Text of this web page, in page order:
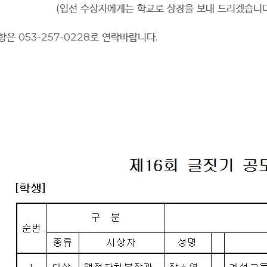
입선 수상자에게는 학교로 상장을 보내 드리겠습니
은 053-257-0228로 연락바랍니다.